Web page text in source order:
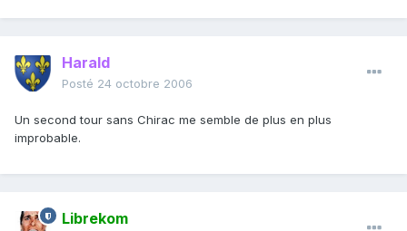
Harald
Posté 24 octobre 2006
Un second tour sans Chirac me semble de plus en plus
improbable.
Librekom